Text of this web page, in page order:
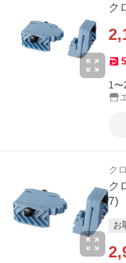
ク
5
1〜
ク
ク
7)
お